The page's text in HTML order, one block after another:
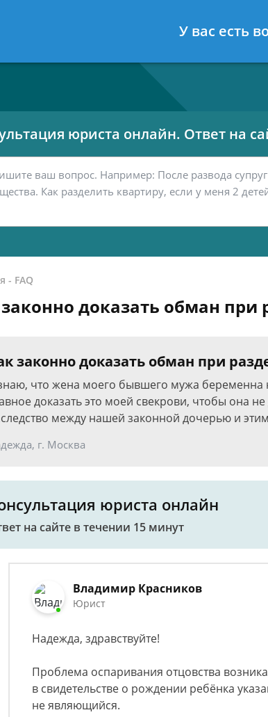
7 812 467-42-15
юриста онлайн. Ответ на
- FAQ
доказать обман при
законно доказать обман при
что жена моего бывшего мужа беременна
доказать это моей свекрови, чтобы она
между нашей законной дочерью и
г. Москва
юриста онлайн
на сайте в течении 15 минут
Владимир Красников
Юрист
Надежда, здравствуйте!
Проблема оспаривания отцовства
в свидетельстве о рождении ребёнка
не являющийся.
У вас есть